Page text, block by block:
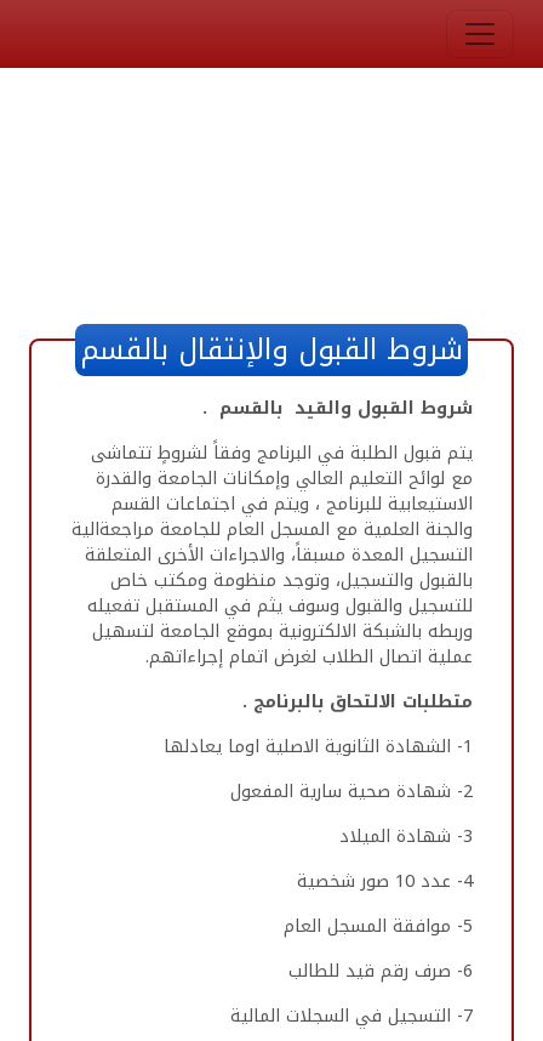
شروط القبول والإنتقال بالقسم
شروط القبول والقيد بالقسم .
يتم قبول الطلبة في البرنامج وفقاً لشروطٍ تتماشى
مع لوائح التعليم العالي وإمكانات الجامعة والقدرة
الاستيعابية للبرنامج ، ويتم في اجتماعات القسم
والجنة العلمية مع المسجل العام للجامعة مراجعةالية
التسجيل المعدة مسبقاً، والاجراءات الأخرى المتعلقة
بالقبول والتسجيل، وتوجد منظومة ومكتب خاص
للتسجيل والقبول وسوف يثم في المستقبل تفعيله
وربطه بالشبكة الالكترونية بموقع الجامعة لتسهيل
عملية اتصال الطلاب لغرض اتمام إجراءاتهم.
متطلبات الالتحاق بالبرنامج .
1- الشهادة الثانوية الاصلية اوما يعادلها
2- شهادة صحية سارية المفعول
3- شهادة الميلاد
4- عدد 10 صور شخصية
5- موافقة المسجل العام
6- صرف رقم قيد للطالب
7- التسجيل في السجلات المالية